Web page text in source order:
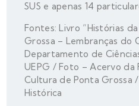
SUS e apenas 14
Fontes: Livro “Histórias
Grossa – Lembranças do
Departamento de
UEPG / Foto – Acervo da
Cultura de Ponta Grossa
Histórica